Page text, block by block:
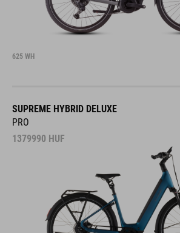
625 WH
SUPREME HYBRID DELUXE
PRO
1379990 HUF